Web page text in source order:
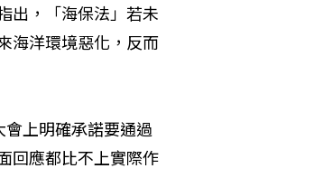
出，「海保法」若未
海洋環境惡化，反而
上明確承諾要通過
回應都比不上實際作